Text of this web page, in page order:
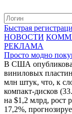
Быстрая
НОВОСТИ
РЕКЛАМА
Просто модно
В США
виниловых
млн штук, что, к
компакт-дисков
на $1,2 млрд, рост
17,2%,